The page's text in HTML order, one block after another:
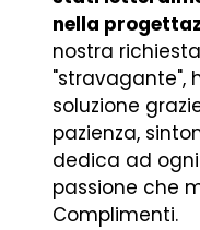
nella
nostra
"stravagante",
soluzione
pazienza,
dedica ad
passione che
Complimenti.